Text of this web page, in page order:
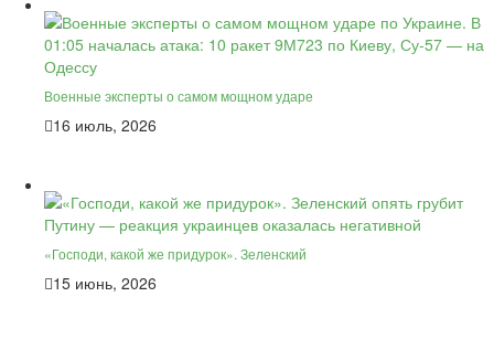
Военные эксперты о самом мощном ударе
16 июль, 2026
«Господи, какой же придурок». Зеленский
15 июнь, 2026